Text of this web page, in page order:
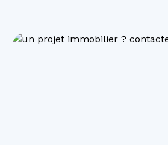
organiser une visite et